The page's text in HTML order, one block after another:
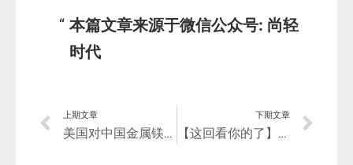
本篇文章来源于微信公众号: 尚轻
时代
上期文章
美国对中国金属镁启动第三次反倾销日落复审立案调查
下期文章
【这回看你的了】“中国铝箔创新奖”报奖特别提示！报奖秘笈！